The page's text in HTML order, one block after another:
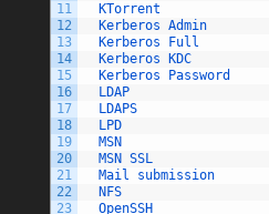
11
12
13
14
15
16
17
18
19
20
21
22
23
KTorrent
Kerberos Admin
Kerberos Full
Kerberos KDC
Kerberos Password
LDAP
LDAPS
LPD
MSN
MSN SSL
Mail submission
NFS
OpenSSH